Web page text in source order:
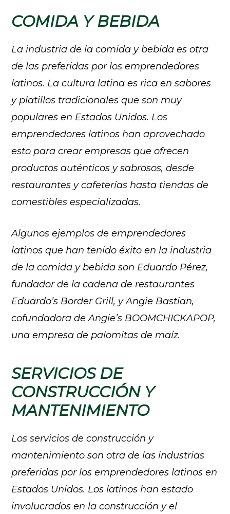
COMIDA Y BEBIDA
La industria de la comida y bebida es otra
de las preferidas por los emprendedores
latinos. La cultura latina es rica en sabores
y platillos tradicionales que son muy
populares en Estados Unidos. Los
emprendedores latinos han aprovechado
esto para crear empresas que ofrecen
productos auténticos y sabrosos, desde
restaurantes y cafeterías hasta tiendas de
comestibles especializadas.
Algunos ejemplos de emprendedores
latinos que han tenido éxito en la industria
de la comida y bebida son Eduardo Pérez,
fundador de la cadena de restaurantes
Eduardo’s Border Grill, y Angie Bastian,
cofundadora de Angie’s BOOMCHICKAPOP,
una empresa de palomitas de maíz.
SERVICIOS DE
CONSTRUCCIÓN Y
MANTENIMIENTO
Los servicios de construcción y
mantenimiento son otra de las industrias
preferidas por los emprendedores latinos en
Estados Unidos. Los latinos han estado
involucrados en la construcción y el